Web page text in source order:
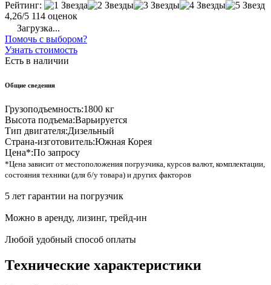
Рейтинг:
4,26/5 114 оценок
Загрузка...
Помочь с выбором?
Узнать стоимость
Есть в наличии
Общие сведения
Грузоподъемность:1800 кг
Высота подъема:Варьируется
Тип двигателя:Дизельный
Страна-изготовитель:Южная Корея
Цена*:По запросу
*Цена зависит от местоположения погрузчика, курсов валют, комплектации,
состояния техники (для б/у товара) и других факторов
5 лет гарантии на погрузчик
Можно в аренду, лизинг, трейд-ин
Любой удобный способ оплаты
Технические характеристики